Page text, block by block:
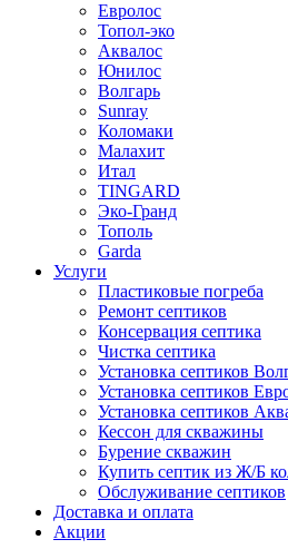
Евролос
Топол-эко
Аквалос
Юнилос
Волгарь
Sunray
Коломаки
Малахит
Итал
TINGARD
Эко-Гранд
Тополь
Garda
Услуги
Пластиковые погреба
Ремонт септиков
Консервация септика
Чистка септика
Установка септиков
Установка септиков
Установка септиков
Кессон для скважины
Бурение скважин
Купить септик из Ж/Б
Обслуживание септиков
Доставка и оплата
Акции